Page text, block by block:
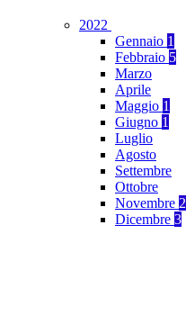
2022
Gennaio 1
Febbraio 5
Marzo
Aprile
Maggio 1
Giugno 1
Luglio
Agosto
Settembre
Ottobre
Novembre 2
Dicembre 3